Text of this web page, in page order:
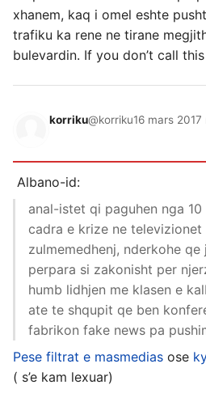
xhanem, kaq i omel eshte
trafiku ka rene ne tirane
bulevardin. If you don’t call
korriku@korriku16 mars
Albano-id:
anal-istet qi paguhen nga
cadra e krize ne
zulmemedhenj, nderkohe qe
perpara si zakonisht per
humb lidhjen me klasen e
ate te shqupit qe ben
fabrikon fake news pa
Pese filtrat e masmedias ose
( s’e kam lexuar)